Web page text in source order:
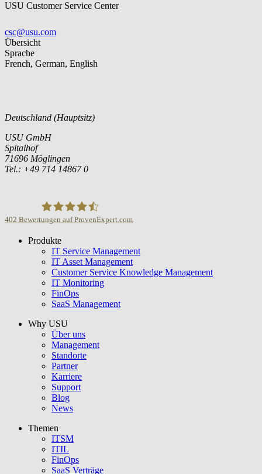
USU Customer Service Center
csc@usu.com
Übersicht
Sprache
French, German, English
Deutschland (Hauptsitz)
USU GmbH
Spitalhof
71696 Möglingen
Tel.: +49 714 14867 0
USU GmbH
402 Bewertungen auf ProvenExpert.com
Produkte
IT Service Management
IT Asset Management
Customer Service Knowledge Management
IT Monitoring
FinOps
SaaS Management
Why USU
Über uns
Management
Standorte
Partner
Karriere
Support
Blog
News
Themen
ITSM
ITIL
FinOps
SaaS Verträge